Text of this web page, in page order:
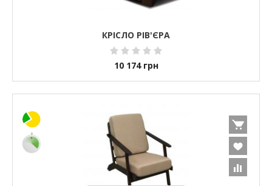
КРІСЛО РІВ'ЄРА
10 174 грн